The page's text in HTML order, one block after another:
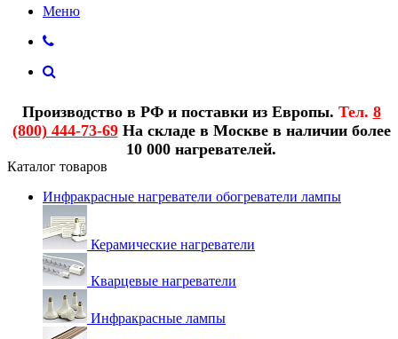
Меню
Производство в РФ и поставки из Европы. Тел. 8
(800) 444-73-69На складе в Москве в наличии более
10 000 нагревателей.
Каталог товаров
Инфракрасные нагреватели обогреватели лампы
Керамические нагреватели
Кварцевые нагреватели
Инфракрасные лампы